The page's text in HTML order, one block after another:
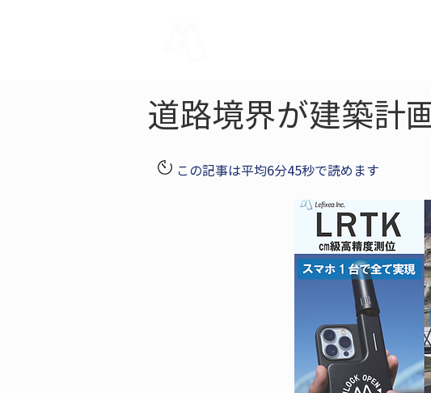
道路境界が建築計
この記事は平均6分45秒で読めます